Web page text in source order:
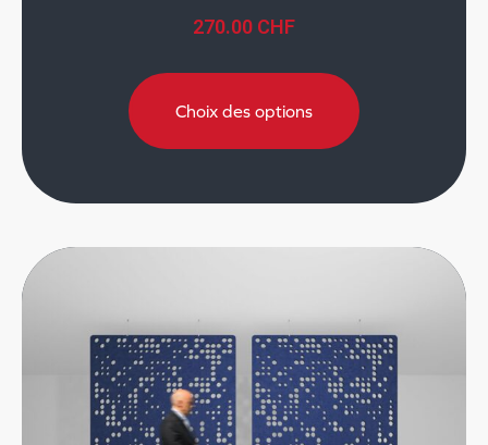
270.00 CHF
Choix des options